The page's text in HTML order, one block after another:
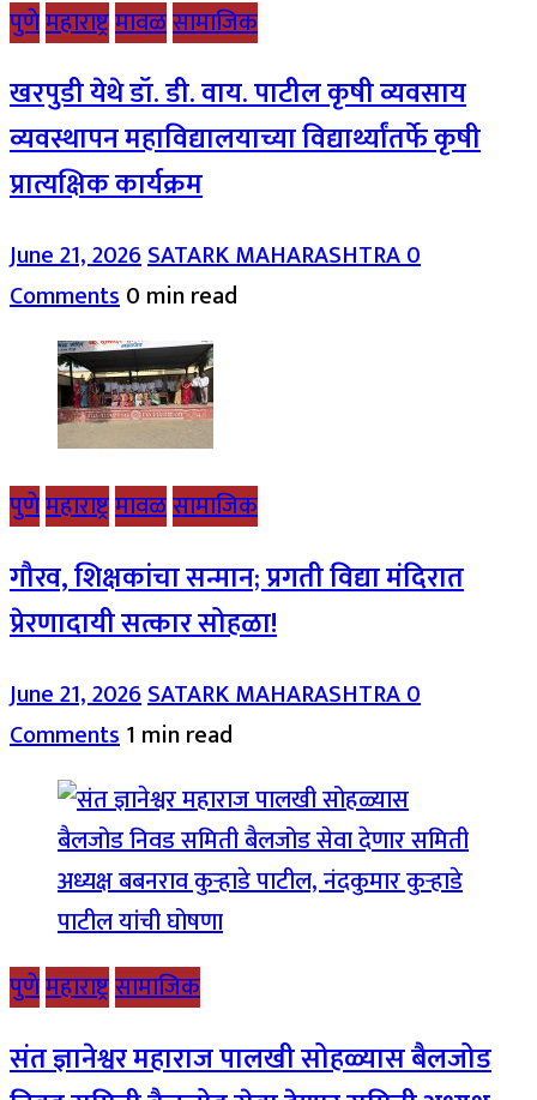
पुणेमहाराष्ट्रमावळसामाजिक
खरपुडी येथे डॉ. डी. वाय. पाटील कृषी व्यवसाय
व्यवस्थापन महाविद्यालयाच्या विद्यार्थ्यांतर्फे कृषी
प्रात्यक्षिक कार्यक्रम
June 21, 2026SATARK MAHARASHTRA0
Comments0 min read
पुणेमहाराष्ट्रमावळसामाजिक
गौरव, शिक्षकांचा सन्मान; प्रगती विद्या मंदिरात
प्रेरणादायी सत्कार सोहळा!
June 21, 2026SATARK MAHARASHTRA0
Comments1 min read
पुणेमहाराष्ट्रसामाजिक
संत ज्ञानेश्वर महाराज पालखी सोहळ्यास बैलजोड